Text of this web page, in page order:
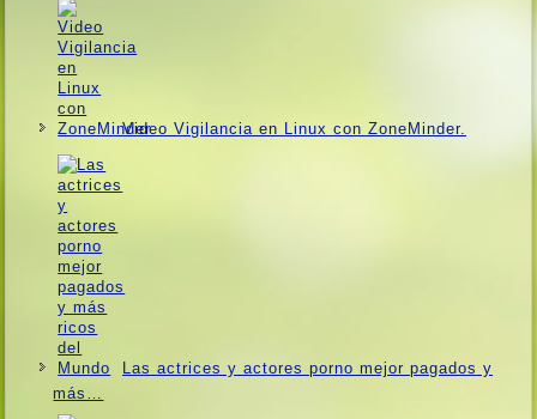
Video Vigilancia en Linux con ZoneMinder.
Las actrices y actores porno mejor pagados y
más…